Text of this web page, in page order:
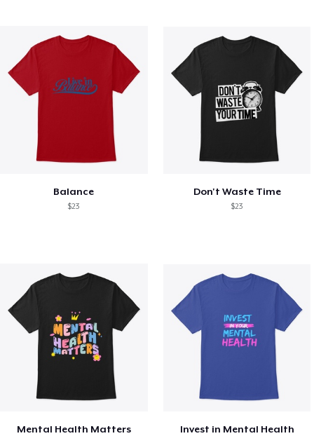
Balance
$23
Don't Waste Time
$23
Mental Health Matters Invest in Mental Health